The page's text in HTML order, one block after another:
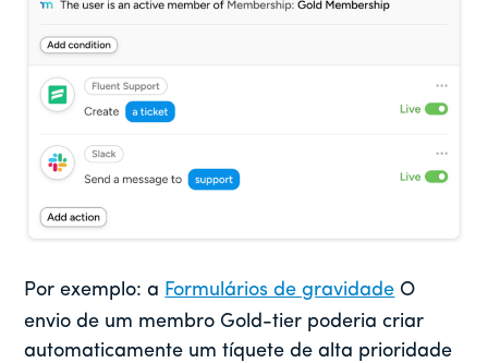
Por exemplo: a Formulários de gravidade O
envio de um membro Gold-tier poderia criar
automaticamente um tíquete de alta prioridade